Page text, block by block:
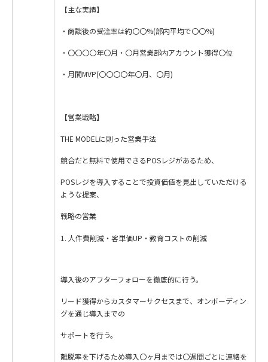
【主な実績】
・商談後の受注率は約〇〇%(部内平均で〇〇%)
・〇〇〇〇年〇月・〇月営業部内アカウント獲得〇位
・月間MVP(〇〇〇〇年〇月、〇月)
【営業戦略】
THE MODELに則った営業手法
競合だと無料で使用できるPOSレジがあるため、
POSレジを導入することで投資価値を見出していただける
ような提案、
戦略の営業
人件費削減・客単価UP・教育コストの削減
導入後のアフターフォローを徹底的に行う。
リード獲得からカスタマーサクセスまで、オンボーディン
グを通じ導入までの
サポートを行う。
離脱率を下げるため導入〇ヶ月までは〇週間ごとに連絡を